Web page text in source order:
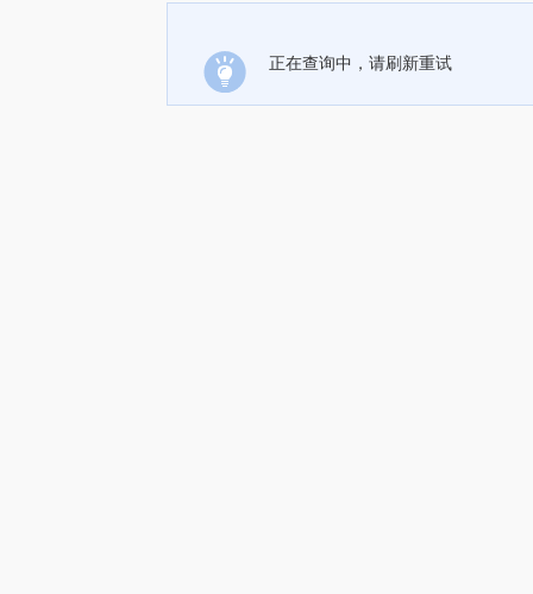
正在查询中，请刷新重试